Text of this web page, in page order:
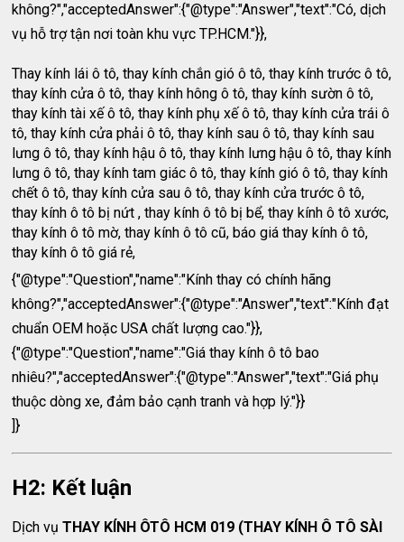
không?","acceptedAnswer":{"@type":"Answer","text":"Có, dịch
vụ hỗ trợ tận nơi toàn khu vực TP.HCM."}},
Thay kính lái ô tô, thay kính chắn gió ô tô, thay kính trước ô tô,
thay kính cửa ô tô, thay kính hông ô tô, thay kính sườn ô tô,
thay kính tài xế ô tô, thay kính phụ xế ô tô, thay kính cửa trái ô
tô, thay kính cửa phải ô tô, thay kính sau ô tô, thay kính sau
lưng ô tô, thay kính hậu ô tô, thay kính lưng hậu ô tô, thay kính
lưng ô tô, thay kính tam giác ô tô, thay kính gió ô tô, thay kính
chết ô tô, thay kính cửa sau ô tô, thay kính cửa trước ô tô,
thay kính ô tô bị nứt , thay kính ô tô bị bể, thay kính ô tô xước,
thay kính ô tô mờ, thay kính ô tô cũ, báo giá thay kính ô tô,
thay kính ô tô giá rẻ,
{"@type":"Question","name":"Kính thay có chính hãng
không?","acceptedAnswer":{"@type":"Answer","text":"Kính đạt
chuẩn OEM hoặc USA chất lượng cao."}},
{"@type":"Question","name":"Giá thay kính ô tô bao
nhiêu?","acceptedAnswer":{"@type":"Answer","text":"Giá phụ
thuộc dòng xe, đảm bảo cạnh tranh và hợp lý."}}
]}
H2: Kết luận
Dịch vụTHAY KÍNH ÔTÔ HCM 019 (THAY KÍNH Ô TÔ SÀI